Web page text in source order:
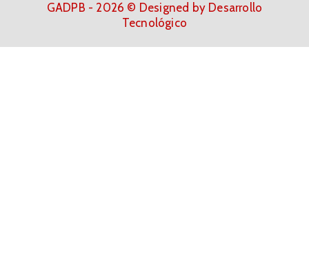
GADPB - 2026 © Designed by Desarrollo
Tecnológico